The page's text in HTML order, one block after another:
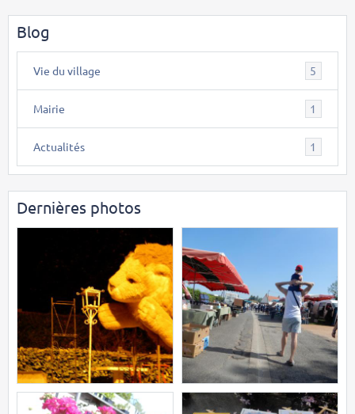
Blog
Vie du village 5
Mairie 1
Actualités 1
Dernières photos